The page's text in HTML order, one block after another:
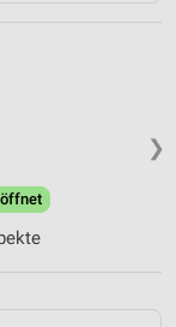
❯